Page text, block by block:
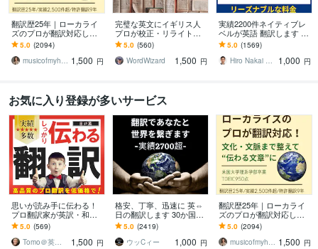
翻訳歴25年｜ローカライ
ズのプロが翻訳対応しま
す 翻訳を超えたローカラ
イゼーションで自然な表
現に仕上げます
5.0 (2094)
musicofmyheart 1,500 円
完璧な英文にイギリス人
プロが校正・リライトし
ます プロ歴40年！伝わる
だけでなく、読む人を惹
きつける英文に。
5.0 (560)
WordWizard
1,500 円
実績2200件ネイティブレ
ベルが英語 翻訳します 3
円／文字 TOEIC940ビジ
ネス経験ある翻訳プロが
対応
5.0 (1569)
Hiro Nakai 翻訳アップデート
1,000 円
お気に入り登録が多いサービス
思いが読み手に伝わる！
プロ翻訳家が英訳・和訳
します 実績多数！国内外
で実務翻訳歴10年！高品
質・安価・高い信頼性
5.0 (569)
Tomo＠英語翻訳家
1,500 円
格安、丁寧、迅速に 英⇔
日の翻訳します 30か国世
界を飛び回った経験を活
かし、あなたと世界を繋
ぎます
5.0 (2419)
ウッCィー
1,000 円
翻訳歴25年｜ローカライ
ズのプロが翻訳対応しま
す 翻訳を超えたローカラ
イゼーションで自然な表
現に仕上げます
5.0 (2094)
musicofmyheart 1,500 円